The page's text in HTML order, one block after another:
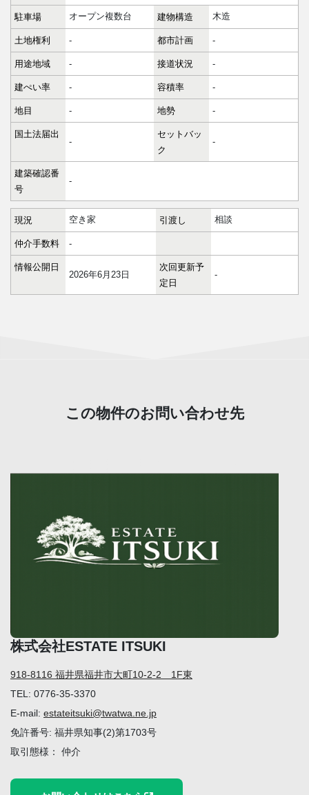
駐車場 オープン複数台 建物構造 木造
土地権利 - 都市計画 -
用途地域 - 接道状況 -
建ぺい率 - 容積率 -
地目 - 地勢 -
国土法届出
-
セットバッ
ク
-
建築確認番
号
-
現況 空き家 引渡し 相談
仲介手数料 -
情報公開日
2026年6月23日
次回更新予
定日
-
この物件のお問い合わせ先
株式会社ESTATE ITSUKI
918-8116 福井県福井市大町10-2-2 1F東
TEL: 0776-35-3370
E-mail: estateitsuki@twatwa.ne.jp
免許番号: 福井県知事(2)第1703号
取引態様： 仲介